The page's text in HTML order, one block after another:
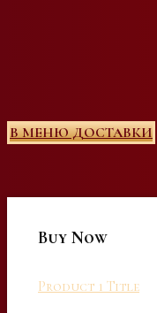
В МЕНЮ ДОСТАВКИ
Buy Now
Product 1 Title